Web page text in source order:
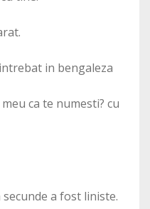
in bengaleza
ca te numesti? cu
a fost liniste.